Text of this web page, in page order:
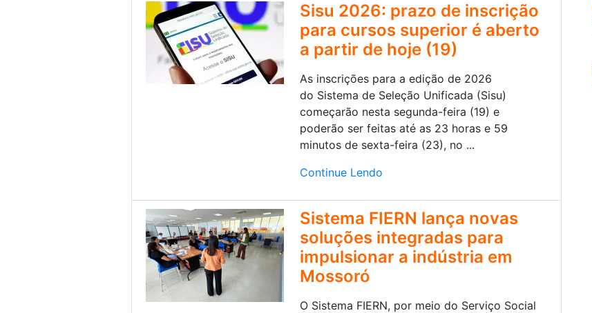
Sisu 2026: prazo de inscrição
para cursos superior é aberto
a partir de hoje (19)
As inscrições para a edição de 2026
do Sistema de Seleção Unificada (Sisu)
começarão nesta segunda-feira (19) e
poderão ser feitas até as 23 horas e 59
minutos de sexta-feira (23), no ...
Continue Lendo
Sistema FIERN lança novas
soluções integradas para
impulsionar a indústria em
Mossoró
O Sistema FIERN, por meio do Serviço Social